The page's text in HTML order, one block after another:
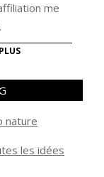
me
nature
les idées